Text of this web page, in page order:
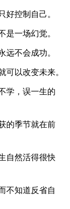
好控制自己。
是一场幻觉。
远不会成功。
可以改变未来。
学，误一生的
的季节就在前
自然活得很快
不知道反省自